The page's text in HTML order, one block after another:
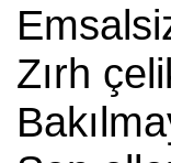
Zırh